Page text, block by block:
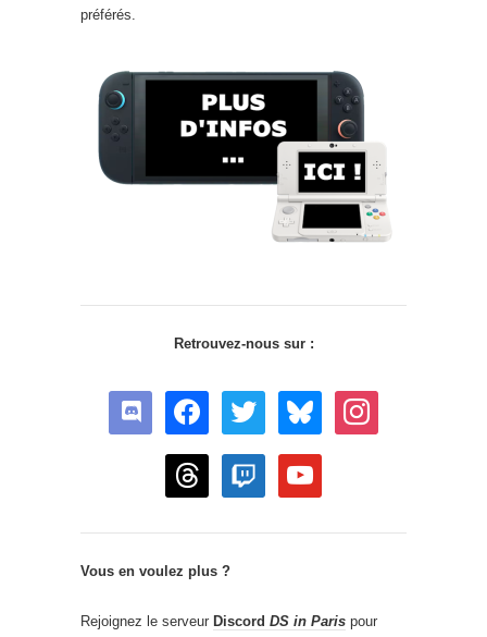
préférés.
Retrouvez-nous sur :
discord facebook twitter bluesky instagram
threads twitch youtube
Vous en voulez plus ?
Rejoignez le serveur Discord DS in Paris pour